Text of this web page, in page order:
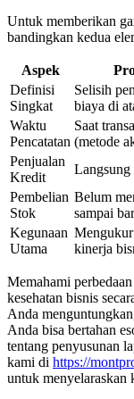
Untuk memberikan
bandingkan kedua
Aspek
Definisi
Singkat
Selisih
biaya di
Waktu
Pencatatan
Saat
(metode
Penjualan
Kredit
Langsung
Pembelian
Stok
Belum
sampai
Kegunaan
Utama
kinerja
Memahami
kesehatan bisnis
Anda
Anda bisa bertahan
tentang penyusunan
kami di https://
untuk menyelaraskan